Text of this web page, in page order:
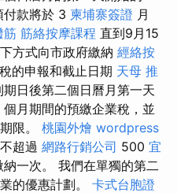
付款將於 3 柬埔寨簽證 月
筋 筋絡按摩課程 直到9月15
方式向市政府繳納 經絡按
的申報和截止日期 天母 推
日後第二個日曆月第一天
個月期間的預繳企業稅，並
限。 桃園外燴 wordpress
超過 網路行銷公司 500 宜
一次。 我們在單獨的第二
的優惠計劃。 卡式台胞證